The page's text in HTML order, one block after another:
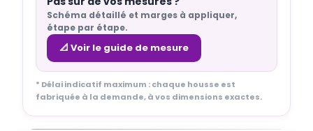
Schéma détaillé et marges à appliquer,
étape par étape.
📐 Voir le guide de mesure
* Délai indicatif maximum : chaque housse est
fabriquée à la demande, à vos dimensions exactes.